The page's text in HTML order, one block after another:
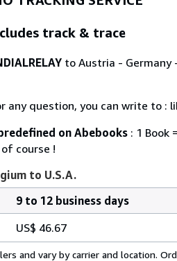
track & trace
to Austria - Germany
any question, you can write to :
on Abebooks : 1 Book
course !
to U.S.A.
9 to 12 business days
US$ 46.67
and vary by carrier and location.